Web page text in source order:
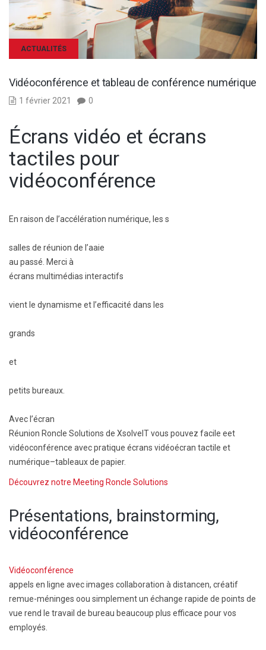
ACTUALITÉS
Vidéoconférence et tableau de conférence numérique
1 février 2021 0
Écrans vidéo et écrans
tactiles pour
vidéoconférence
En raison de l’accélération numérique, les s
salles de réunion de l’aaie
au passé. Merci à
écrans multimédias interactifs
vient le dynamisme et l’efficacité dans les
grands
et
petits bureaux.
Avec l’écran
Réunion Roncle Solutions de XsolveITvous pouvez facile eet
vidéoconférence avecpratique écrans vidéoécran tactile et
numérique–tableaux de papier.
Découvrez notre Meeting Roncle Solutions
Présentations, brainstorming,
vidéoconférence
Vidéoconférence
appels en ligne avec images collaboration à distancen, créatif
remue-méninges oou simplement un échange rapide de points de
vue rend le travail de bureau beaucoup plus efficace pour vos
employés.